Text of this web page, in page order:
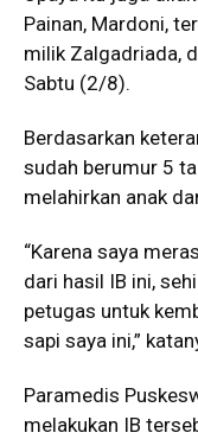
Painan, Mardoni,
milik Zalgadriada,
Sabtu (2/8).
Berdasarkan
sudah berumur 5
melahirkan anak
“Karena saya
dari hasil IB ini,
petugas untuk
sapi saya ini,”
Paramedis
melakukan IB